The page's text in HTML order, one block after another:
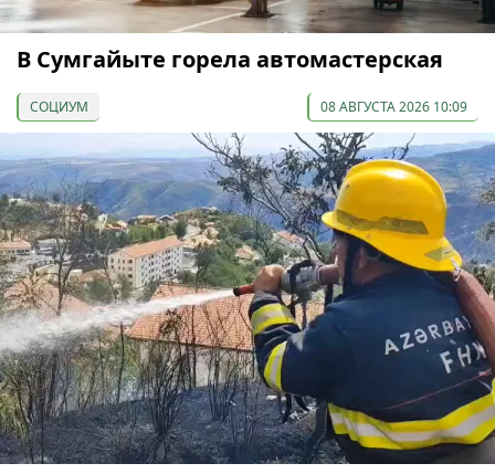
В Сумгайыте горела автомастерская
СОЦИУМ 08 АВГУСТА 2026 10:09